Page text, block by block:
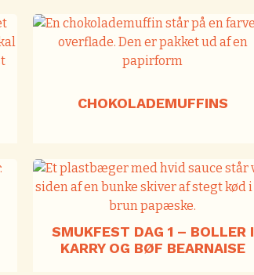
CHOKOLADEMUFFINS
SMUKFEST DAG 1 – BOLLER I
KARRY OG BØF BEARNAISE